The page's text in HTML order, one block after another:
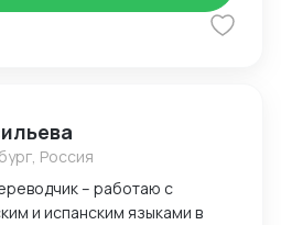
для маркетплейсов.
Россия
– работаю с
и испанским языками в